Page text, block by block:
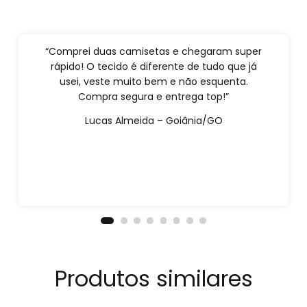
“Comprei duas camisetas e chegaram super
rápido! O tecido é diferente de tudo que já
usei, veste muito bem e não esquenta.
Compra segura e entrega top!”
Lucas Almeida – Goiânia/GO
Produtos similares